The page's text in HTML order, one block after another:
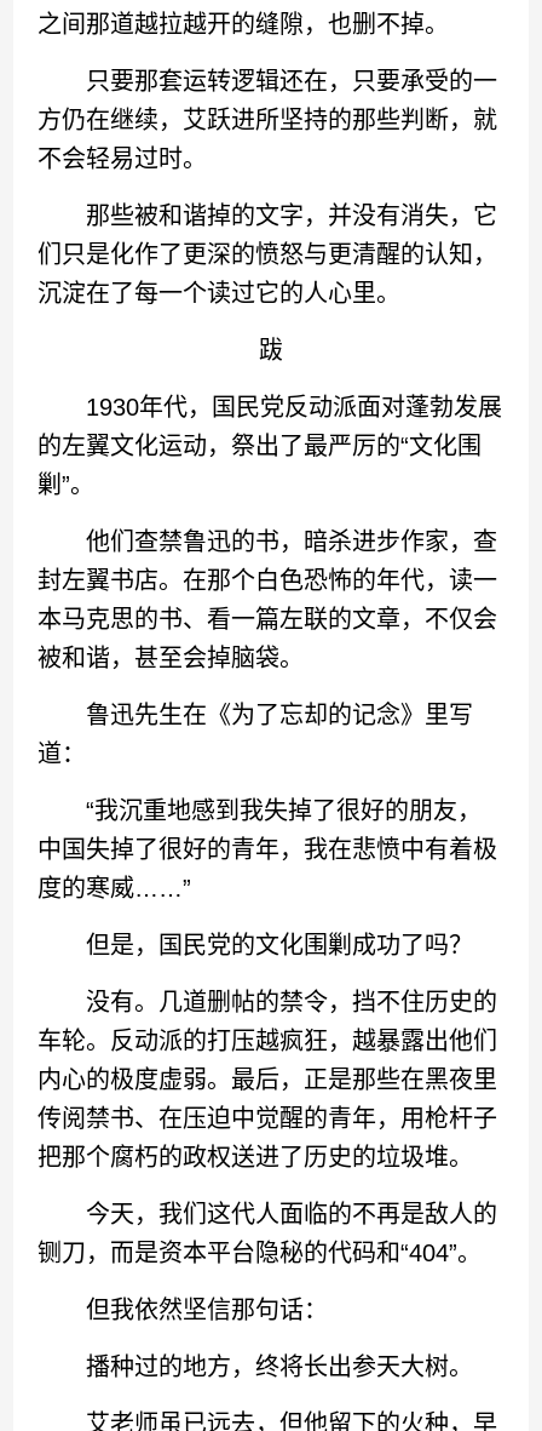
之间那道越拉越开的缝隙，也删不掉。
只要那套运转逻辑还在，只要承受的一
方仍在继续，艾跃进所坚持的那些判断，就
不会轻易过时。
那些被和谐掉的文字，并没有消失，它
们只是化作了更深的愤怒与更清醒的认知，
沉淀在了每一个读过它的人心里。
跋
1930年代，国民党反动派面对蓬勃发展
的左翼文化运动，祭出了最严厉的“文化围
剿”。
他们查禁鲁迅的书，暗杀进步作家，查
封左翼书店。在那个白色恐怖的年代，读一
本马克思的书、看一篇左联的文章，不仅会
被和谐，甚至会掉脑袋。
鲁迅先生在《为了忘却的记念》里写
道：
“我沉重地感到我失掉了很好的朋友，
中国失掉了很好的青年，我在悲愤中有着极
度的寒威……”
但是，国民党的文化围剿成功了吗？
没有。几道删帖的禁令，挡不住历史的
车轮。反动派的打压越疯狂，越暴露出他们
内心的极度虚弱。最后，正是那些在黑夜里
传阅禁书、在压迫中觉醒的青年，用枪杆子
把那个腐朽的政权送进了历史的垃圾堆。
今天，我们这代人面临的不再是敌人的
铡刀，而是资本平台隐秘的代码和“404”。
但我依然坚信那句话：
播种过的地方，终将长出参天大树。
艾老师虽已远去，但他留下的火种，早